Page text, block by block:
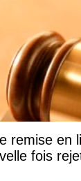
remise en
fois